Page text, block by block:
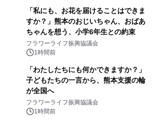
「私にも、お花を届けることはできま
すか？」熊本のおじいちゃん、おばあ
ちゃんを想う、小学6年生との約束
フラワーライフ振興協議会
1時間前
「わたしたちにも何かできますか？」
子どもたちの一言から、熊本支援の輪
が全国へ
フラワーライフ振興協議会
1時間前